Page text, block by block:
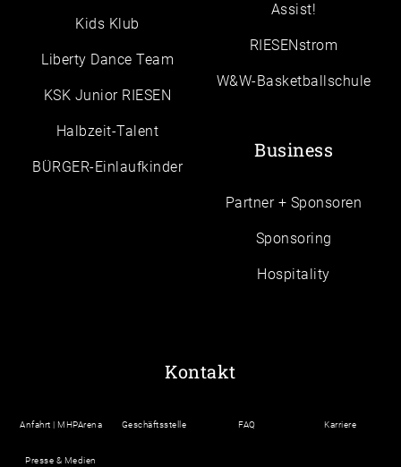
Kids Klub
Liberty Dance Team
KSK Junior RIESEN
Halbzeit-Talent
BÜRGER-Einlaufkinder
Assist!
RIESENstrom
W&W-Basketballschule
Business
Partner + Sponsoren
Sponsoring
Hospitality
Kontakt
Anfahrt | MHPArena Geschäftsstelle FAQ Karriere
Presse & Medien